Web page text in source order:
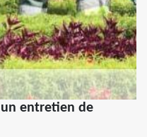
entretien de